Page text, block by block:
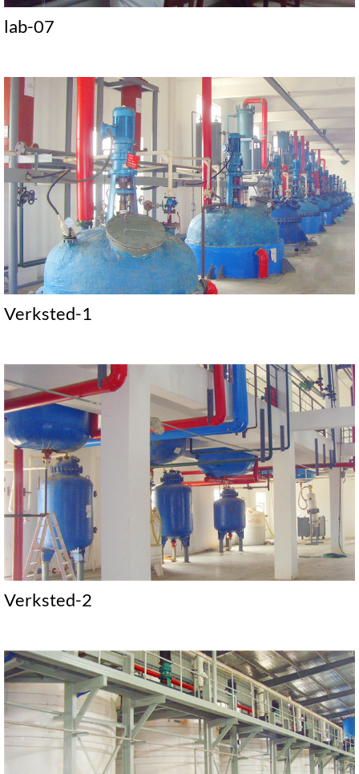
lab-07
Verksted-1
Verksted-2